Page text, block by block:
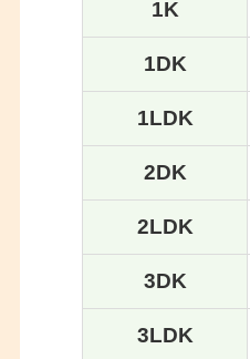
1K
1DK
1LDK
2DK
2LDK
3DK
3LDK